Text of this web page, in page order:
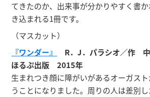
てきたのか、出来事が分かりやすく書
き込まれる1冊です。
（マスカット）
『ワンダー』
R．J．パラシオ／作
ほるぷ出版 2015年
生まれつき顔に障がいがあるオーガス
うことになりました。周りの人は差別